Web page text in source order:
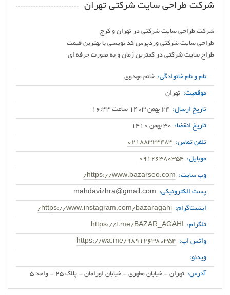
شرکت طراحی سایت شرکتی تهران
طراح سایت شرکتی در کمترین زمان و به صورت حرفه ای
نام و نام خانوادگی: خانم مهدوی
موقعیت: تهران
تاریخ ارسال: 24 بهمن 1403 ساعت 16:33
تاریخ انقضا: 30 بهمن 1410
تلفن تماس: 02188323483
موبایل: 09126380354
وب سایت: https://www.bazarseo.com/
پست الکترونیکی: mahdavizhra@gmail.com
اینستاگرام: https://www.instagram.com/bazaragahi/
تلگرام: https://t.me/BAZAR_AGAHI
واتس اپ: https://wa.me/989126380354
ویدئو:
آدرس: تهران - خیابان مطهری - خیابان اورامان - پلاک 25 - واحد 5